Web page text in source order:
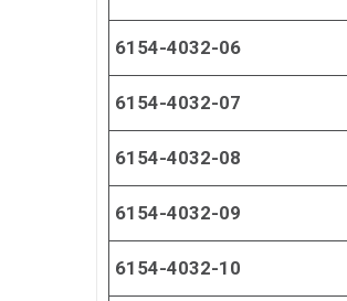
6154-4032-06
6154-4032-07
6154-4032-08
6154-4032-09
6154-4032-10